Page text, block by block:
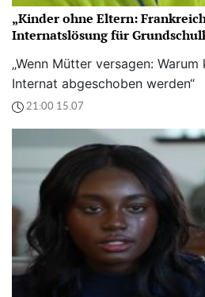
„Kinder ohne Eltern:
Internatslösung für
„Wenn Mütter versagen:
Internat abgeschoben werden“
21:00 15.07